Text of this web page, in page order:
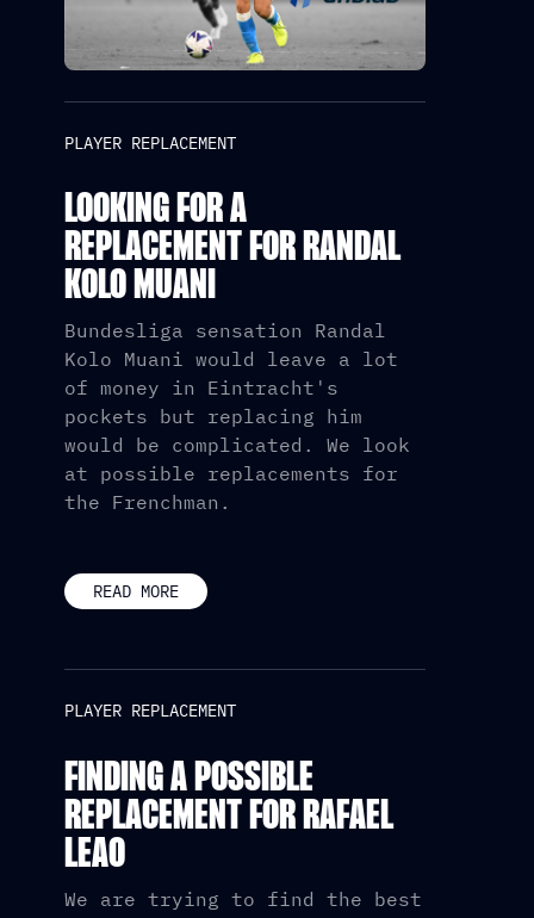
PLAYER REPLACEMENT
LOOKING FOR A
REPLACEMENT FOR RANDAL
KOLO MUANI
Bundesliga sensation Randal
Kolo Muani would leave a lot
of money in Eintracht's
pockets but replacing him
would be complicated. We look
at possible replacements for
the Frenchman.
READ MORE
PLAYER REPLACEMENT
FINDING A POSSIBLE
REPLACEMENT FOR RAFAEL
LEAO
We are trying to find the best